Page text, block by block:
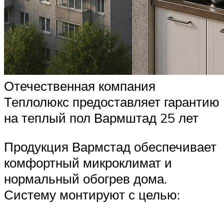
Отечественная компания
Теплолюкс предоставляет гарантию
на теплый пол Вармштад 25 лет
Продукция Вармстад обеспечивает
комфортный микроклимат и
нормальный обогрев дома.
Систему монтируют с целью: